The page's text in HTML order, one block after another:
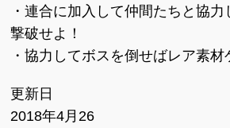
・連合に加入して仲間たちと協
撃破せよ！
・協力してボスを倒せばレア素材
更新日
2018年4月26